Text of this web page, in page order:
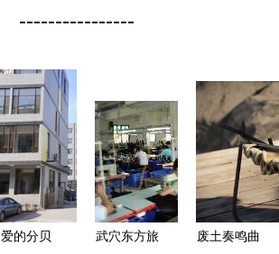
----------------
爱的分贝
武穴东方旅
废土奏鸣曲